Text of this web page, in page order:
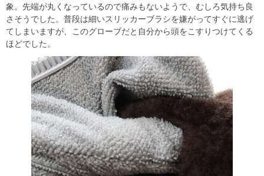
象。先端が丸くなっているので痛みもないようで、むしろ気持ち良
さそうでした。普段は細いスリッカーブラシを嫌がってすぐに逃げ
てしまいますが、このグローブだと自分から頭をこすりつけてくる
ほどでした。